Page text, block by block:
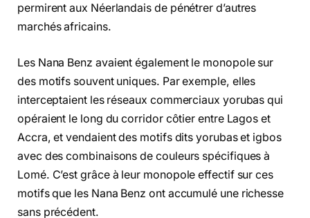
permirent aux Néerlandais de pénétrer d’autres
marchés africains.
Les Nana Benz avaient également le monopole sur
des motifs souvent uniques. Par exemple, elles
interceptaient les réseaux commerciaux yorubas qui
opéraient le long du corridor côtier entre Lagos et
Accra, et vendaient des motifs dits yorubas et igbos
avec des combinaisons de couleurs spécifiques à
Lomé. C’est grâce à leur monopole effectif sur ces
motifs que les Nana Benz ont accumulé une richesse
sans précédent.